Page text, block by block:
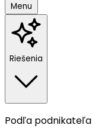
Menu
Riešenia
Podľa podnikateľa